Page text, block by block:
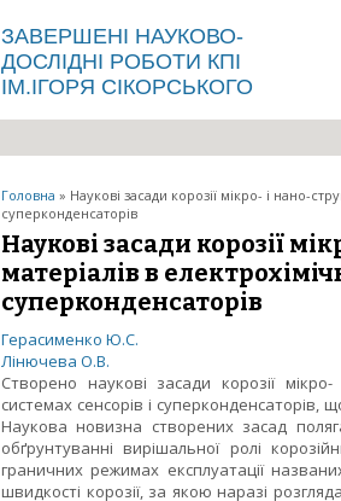
ЗАВЕРШЕНІ НАУКОВО-
ДОСЛІДНІ РОБОТИ КПІ
ІМ.ІГОРЯ СІКОРСЬКОГО
Ви є тут
Головна » Наукові засади корозії мікро- і нано-
суперконденсаторів
Наукові засади корозії
матеріалів в
суперконденсаторів
Герасименко Ю.С.
Лінючева О.В.
Створено наукові засади корозії
системах сенсорів і суперконденсаторів,
Наукова новизна створених засад
обґрунтуванні вирішальної ролі
граничних режимах експлуатації
швидкості корозії, за якою наразі